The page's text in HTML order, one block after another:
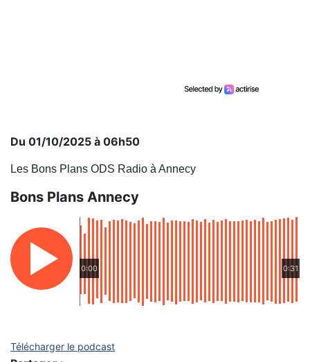
Du 01/10/2025 à 06h50
Les Bons Plans ODS Radio à Annecy
Bons Plans Annecy
0:00 0:31
Télécharger le podcast